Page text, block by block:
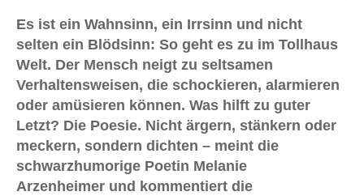
Es ist ein Wahnsinn, ein Irrsinn und nicht
selten ein Blödsinn: So geht es zu im Tollhaus
Welt. Der Mensch neigt zu seltsamen
Verhaltensweisen, die schockieren, alarmieren
oder amüsieren können. Was hilft zu guter
Letzt? Die Poesie. Nicht ärgern, stänkern oder
meckern, sondern dichten – meint die
schwarzhumorige Poetin Melanie
Arzenheimer und kommentiert die